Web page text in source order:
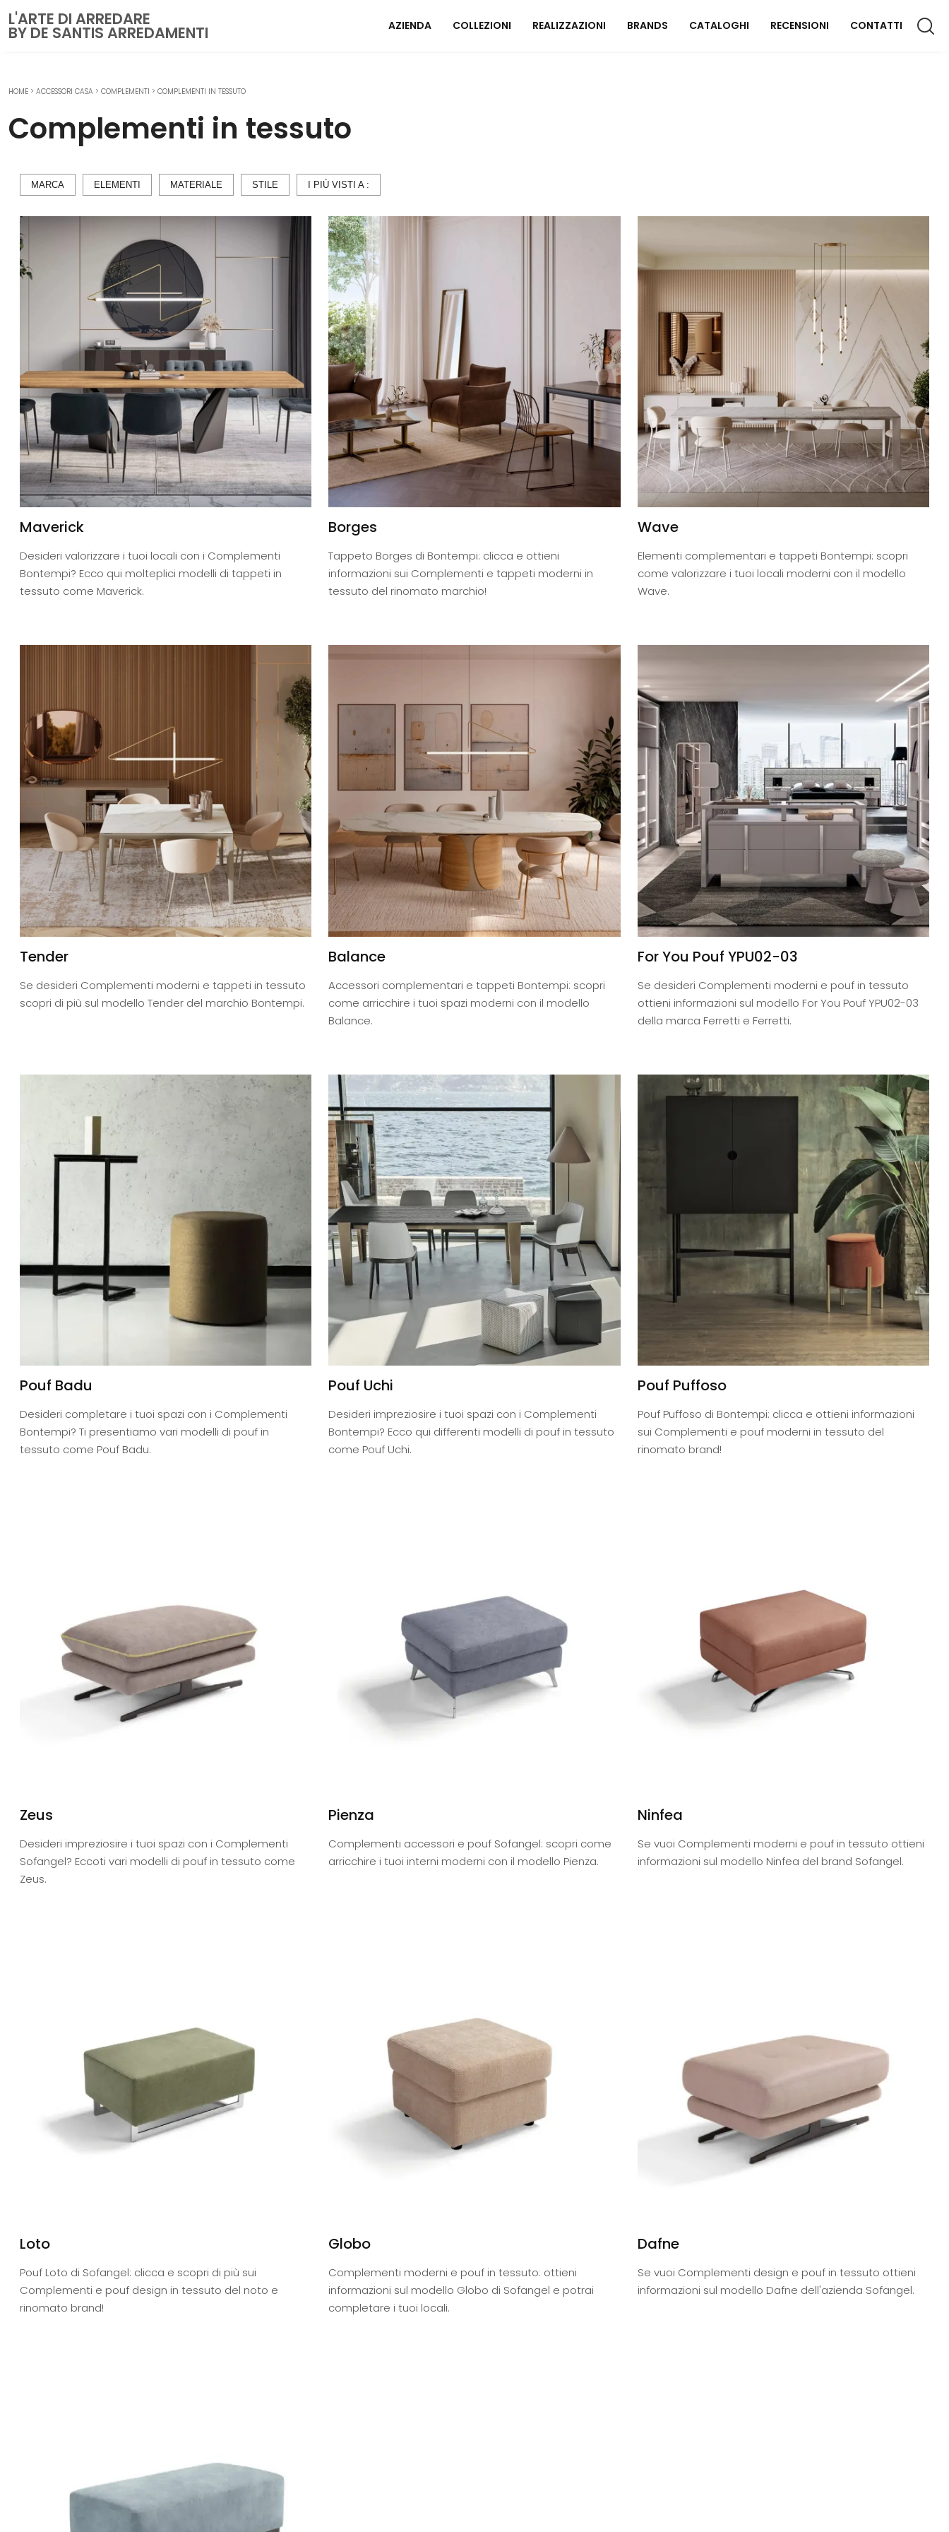
L'ARTE DI ARREDARE
BY DE SANTIS ARREDAMENTI AZIENDA COLLEZIONI
CUCINE
Cucine Moderne
Cucine Classiche
Pareti Attrezzate
Poltrone
Sedie
Arredo Bagno
ZONA NOTTE
Letti
Comodini
Armadi
Camerette
UFFICIO
OUTDOOR
REALIZZAZIONI BRANDS CATALOGHI RECENSIONI CONTATTI
HOME > ACCESSORI CASA > COMPLEMENTI > COMPLEMENTI IN TESSUTO
Complementi in tessuto
MARCA ELEMENTI MATERIALE STILE I PIÙ VISTI A :
Maverick
Desideri valorizzare i tuoi locali con i Complementi
Bontempi? Ecco qui molteplici modelli di tappeti in
tessuto come Maverick.
Borges
Tappeto Borges di Bontempi: clicca e ottieni
informazioni sui Complementi e tappeti moderni in
tessuto del rinomato marchio!
Wave
Elementi complementari e tappeti Bontempi: scopri
come valorizzare i tuoi locali moderni con il modello
Wave.
Tender
Se desideri Complementi moderni e tappeti in tessuto
scopri di più sul modello Tender del marchio Bontempi.
Balance
Accessori complementari e tappeti Bontempi: scopri
come arricchire i tuoi spazi moderni con il modello
Balance.
For You Pouf YPU02-03
Se desideri Complementi moderni e pouf in tessuto
ottieni informazioni sul modello For You Pouf YPU02-03
della marca Ferretti e Ferretti.
Pouf Badu
Desideri completare i tuoi spazi con i Complementi
Bontempi? Ti presentiamo vari modelli di pouf in
tessuto come Pouf Badu.
Pouf Uchi
Desideri impreziosire i tuoi spazi con i Complementi
Bontempi? Ecco qui differenti modelli di pouf in tessuto
come Pouf Uchi.
Pouf Puffoso
Pouf Puffoso di Bontempi: clicca e ottieni informazioni
sui Complementi e pouf moderni in tessuto del
rinomato brand!
Zeus
Desideri impreziosire i tuoi spazi con i Complementi
Sofangel? Eccoti vari modelli di pouf in tessuto come
Zeus.
Pienza
Complementi accessori e pouf Sofangel: scopri come
arricchire i tuoi interni moderni con il modello Pienza.
Ninfea
Se vuoi Complementi moderni e pouf in tessuto ottieni
informazioni sul modello Ninfea del brand Sofangel.
Loto
Pouf Loto di Sofangel: clicca e scopri di più sui
Complementi e pouf design in tessuto del noto e
rinomato brand!
Globo
Complementi moderni e pouf in tessuto: ottieni
informazioni sul modello Globo di Sofangel e potrai
completare i tuoi locali.
Dafne
Se vuoi Complementi design e pouf in tessuto ottieni
informazioni sul modello Dafne dell'azienda Sofangel.